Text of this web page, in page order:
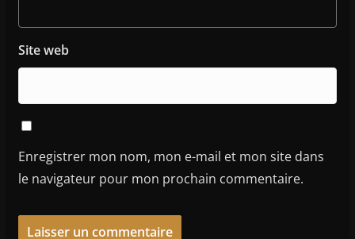
Site web
Enregistrer mon nom, mon e-mail et mon site dans
le navigateur pour mon prochain commentaire.